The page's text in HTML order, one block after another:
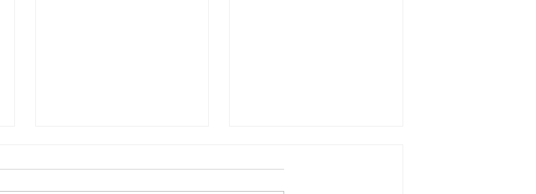
Salt